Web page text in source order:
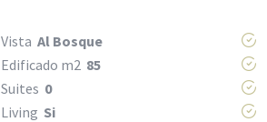
VistaAl Bosque
Edificado m2 85
Suites 0
Living Si